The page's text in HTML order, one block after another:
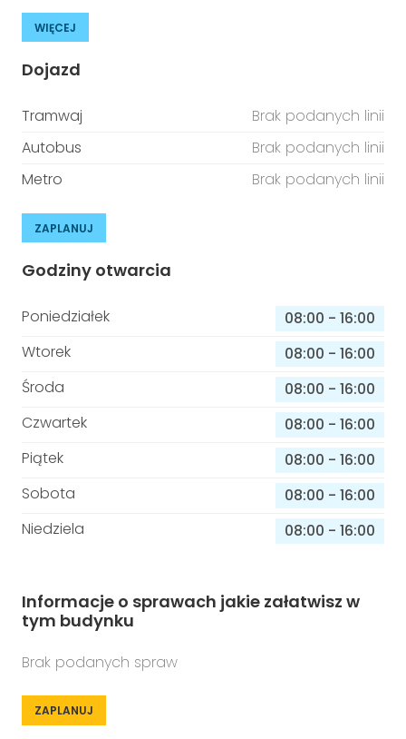
WIĘCEJ
Dojazd
Tramwaj
Brak podanych linii
Autobus
Brak podanych linii
Metro
Brak podanych linii
ZAPLANUJ
Godziny otwarcia
Poniedziałek 08:00 - 16:00
Wtorek
08:00 - 16:00
Środa
08:00 - 16:00
Czwartek
08:00 - 16:00
Piątek
08:00 - 16:00
Sobota
08:00 - 16:00
Niedziela
08:00 - 16:00
Informacje o sprawach jakie załatwisz w
tym budynku
Brak podanych spraw
ZAPLANUJ